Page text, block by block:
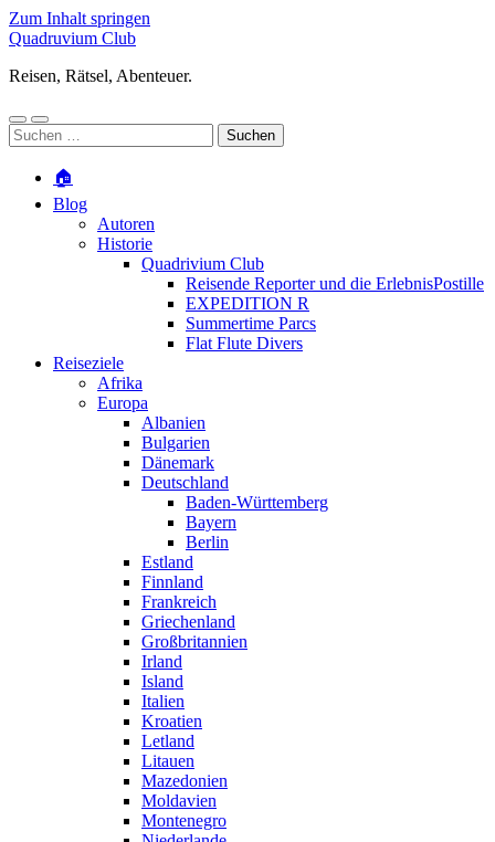
Zum Inhalt springen
Quadruvium Club
Reisen, Rätsel, Abenteuer.
Mobile-
Menü
Suchfeld
ein-/ausblenden
Suchen
nach:
🏠
Blog
Autoren
Historie
Quadrivium Club
Reisende Reporter und die ErlebnisPostille
EXPEDITION R
Summertime Parcs
Flat Flute Divers
Reiseziele
Afrika
Europa
Albanien
Bulgarien
Dänemark
Deutschland
Baden-Württemberg
Bayern
Berlin
Estland
Finnland
Frankreich
Griechenland
Großbritannien
Irland
Island
Italien
Kroatien
Letland
Litauen
Mazedonien
Moldavien
Montenegro